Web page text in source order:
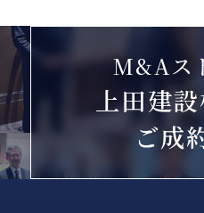
M&Aス
上田建
ご成